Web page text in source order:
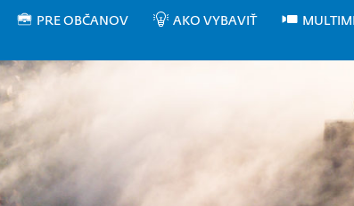
PRE OBČANOV AKO VYBAVIŤ